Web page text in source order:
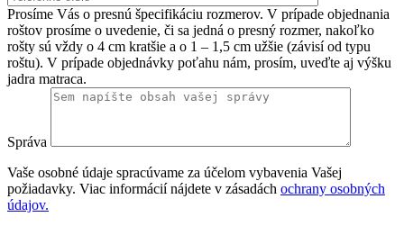
Prosíme Vás o presnú špecifikáciu rozmerov. V prípade objednania
roštov prosíme o uvedenie, či sa jedná o presný rozmer, nakoľko
rošty sú vždy o 4 cm kratšie a o 1 – 1,5 cm užšie (závisí od typu
roštu). V prípade objednávky poťahu nám, prosím, uveďte aj výšku
jadra matraca.
Správa
Vaše osobné údaje spracúvame za účelom vybavenia Vašej
požiadavky. Viac informácií nájdete v zásadách ochrany osobných
údajov.